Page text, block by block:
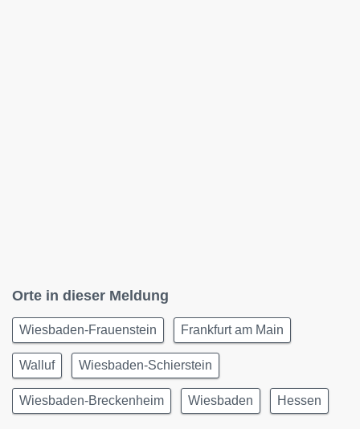
Orte in dieser Meldung
Wiesbaden-Frauenstein Frankfurt am Main
Walluf Wiesbaden-Schierstein
Wiesbaden-Breckenheim Wiesbaden Hessen